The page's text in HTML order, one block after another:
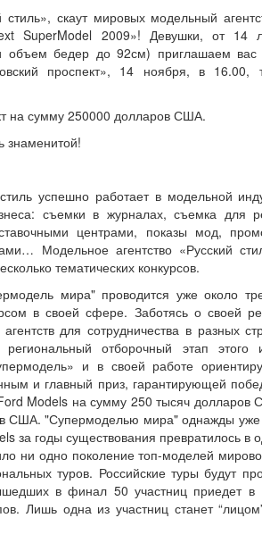
скаут мировых модельный
SuperModel 2009»! Девушки, от
объем бедер до 92см) приглашаем
проспект», 14 ноября, в
на сумму 250000 долларов США.
знаменитой!
успешно работает в модельной
съемки в журналах, съемка для
центрами, показы мод,
Модельное агентство «Русский
тематических конкурсов.
мира" проводится уже около
в своей сфере. Заботясь о своей
для сотрудничества в разных
отборочный этап этого
и в своей работе
и главный приз, гарантирующей
Ford Models на сумму 250 тысяч
США. "Супермоделью мира" однажды уже
за годы существования превратилось
ни одно поколение топ-моделей
туров. Российские туры будут
в финал 50 участниц приедет в
Лишь одна из участниц станет